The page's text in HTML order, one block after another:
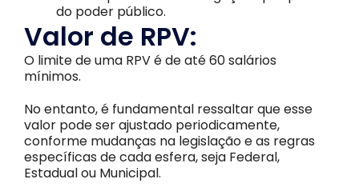
do poder público.
Valor de RPV:
O limite de uma RPV é de até 60 salários
mínimos.
No entanto, é fundamental ressaltar que esse
valor pode ser ajustado periodicamente,
conforme mudanças na legislação e as regras
específicas de cada esfera, seja Federal,
Estadual ou Municipal.